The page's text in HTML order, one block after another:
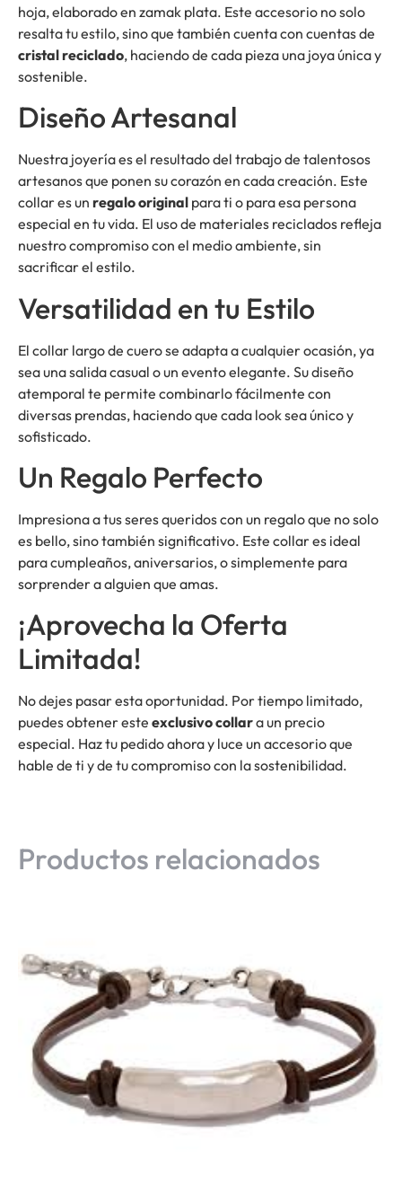
hoja, elaborado en zamak plata. Este accesorio no solo
resalta tu estilo, sino que también cuenta con cuentas de
cristal reciclado, haciendo de cada pieza una joya única y
sostenible.
Diseño Artesanal
Nuestra joyería es el resultado del trabajo de talentosos
artesanos que ponen su corazón en cada creación. Este
collar es un regalo original para ti o para esa persona
especial en tu vida. El uso de materiales reciclados refleja
nuestro compromiso con el medio ambiente, sin
sacrificar el estilo.
Versatilidad en tu Estilo
El collar largo de cuero se adapta a cualquier ocasión, ya
sea una salida casual o un evento elegante. Su diseño
atemporal te permite combinarlo fácilmente con
diversas prendas, haciendo que cada look sea único y
sofisticado.
Un Regalo Perfecto
Impresiona a tus seres queridos con un regalo que no solo
es bello, sino también significativo. Este collar es ideal
para cumpleaños, aniversarios, o simplemente para
sorprender a alguien que amas.
¡Aprovecha la Oferta
Limitada!
No dejes pasar esta oportunidad. Por tiempo limitado,
puedes obtener este exclusivo collara un precio
especial. Haz tu pedido ahora y luce un accesorio que
hable de ti y de tu compromiso con la sostenibilidad.
Productos relacionados